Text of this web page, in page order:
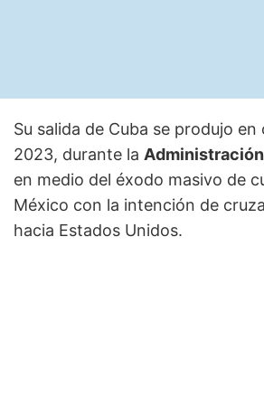
Su salida de Cuba se produjo
2023, durante la
en medio del éxodo masivo de
México con la intención de
hacia Estados Unidos.